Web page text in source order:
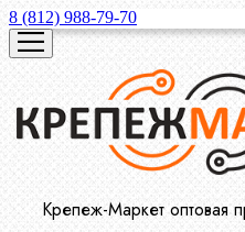
8 (812) 988-79-70
Крепеж-Маркет оптовая